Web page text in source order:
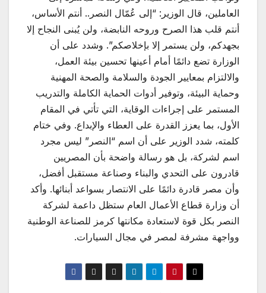
العاملين، قال الوزير: “إلى عُمّال النصر.. أنتم الأساس،
أنتم قلب هذا الصرح وروحه النابضة، ولن يُبنى النجاح إلا
بجهدكم، ولن يستمر إلا بإخلاصكم”. وشدد على أن
الوزارة تضع دائمًا أمام أعينها تحسين بيئة العمل،
والالتزام بمعايير الجودة والسلامة والصحة المهنية
وحماية البيئة، وتوفير أدوات الحماية الكاملة والتدريب
المستمر على إجراءات الوقاية، التي تأتي في المقام
الأول، بما يعزز القدرة على العطاء والإبداع. وفي ختام
كلمته، شدد الوزير على أن اسم “النصر” ليس مجرد
اسم لشركة، بل هو رسالة واضحة بأن المصريين
قادرون على التحدي والبناء وصناعة مستقبل أفضل،
وأن مصر قادرة دائمًا على الانتصار بسواعد أبنائها. وأكد
أن وزارة قطاع الأعمال العام ستظل داعمة لشركة
النصر بكل قوة لاستعادة مكانتها كرمز للصناعة الوطنية
وواجهة مشرفة لمصر في مجال السيارات.